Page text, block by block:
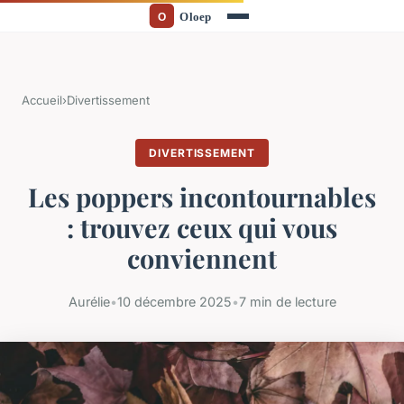
Accueil›Divertissement
DIVERTISSEMENT
Les poppers incontournables
: trouvez ceux qui vous
conviennent
Aurélie•10 décembre 2025•7 min de lecture